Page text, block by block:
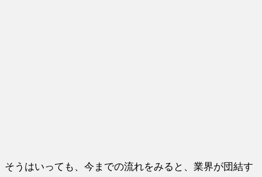
そうはいっても、今までの流れをみると、業界が団結す